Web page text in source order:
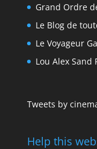
Grand Ordre
Le Blog de
Le Voyageur
Lou Alex Sand
Tweets by
Help this